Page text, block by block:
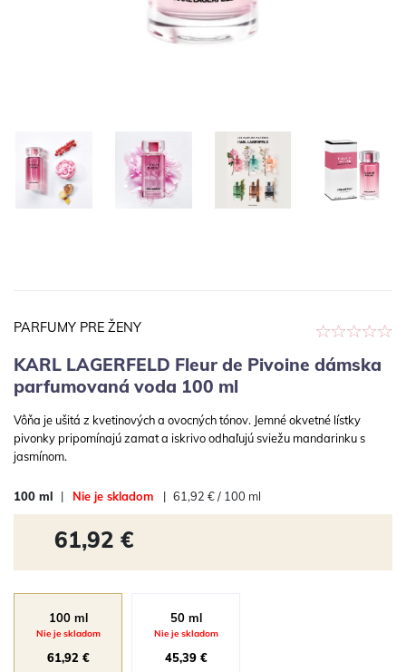
PARFUMY PRE ŽENY
KARL LAGERFELD Fleur de Pivoine dámska
parfumovaná voda 100 ml
Vôňa je ušitá z kvetinových a ovocných tónov. Jemné okvetné lístky
pivonky pripomínajú zamat a iskrivo odhaľujú sviežu mandarinku s
jasmínom.
100 ml | Nie je skladom | 61,92 € / 100 ml
61,92 €
100 ml
Nie je skladom
61,92 €
50 ml
Nie je skladom
45,39 €